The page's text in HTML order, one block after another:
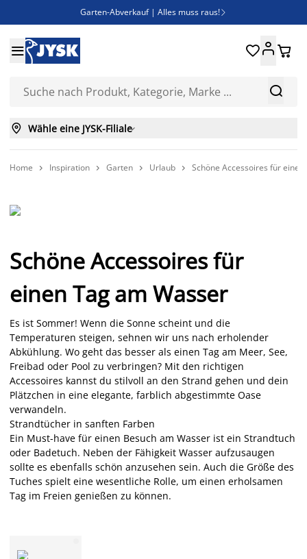
Garten-Abverkauf | Alles muss raus! 
Bist du Unternehmer? Entdecke JYSK-B2B
Esszimmerstuhl ADSLEV um nur 40€


 
 Wähle eine JYSK-Filiale
Home  Inspiration  Garten  Urlaub  Schöne Accessoires für
Schöne Accessoires für
einen Tag am Wasser
Es ist Sommer! Wenn die Sonne scheint und die
Temperaturen steigen, sehnen wir uns nach erholender
Abkühlung. Wo geht das besser als einen Tag am Meer, See,
Freibad oder Pool zu verbringen? Mit den richtigen
Accessoires kannst du stilvoll an den Strand gehen und dein
Plätzchen in eine elegante, farblich abgestimmte Oase
verwandeln.
Strandtücher in sanften Farben
Ein Must-have für einen Besuch am Wasser ist ein Strandtuch
oder Badetuch. Neben der Fähigkeit Wasser aufzusaugen
sollte es ebenfalls schön anzusehen sein. Auch die Größe des
Tuches spielt eine wesentliche Rolle, um einen erholsamen
Tag im Freien genießen zu können.